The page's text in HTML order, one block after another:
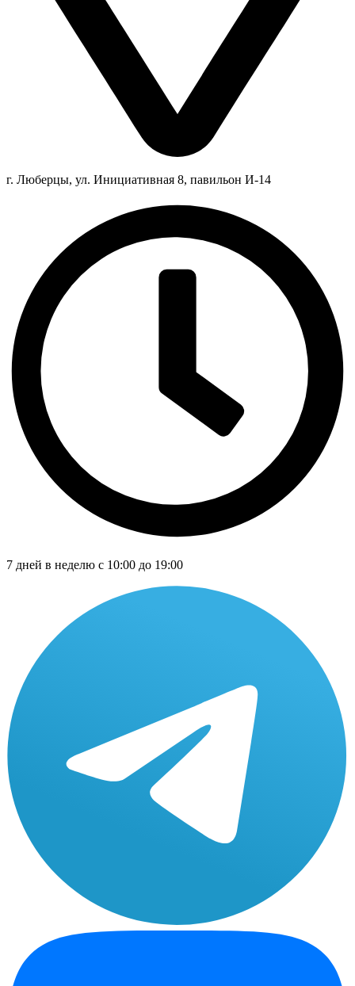
г. Люберцы, ул. Инициативная 8, павильон И-14
7 дней в неделю с 10:00 до 19:00